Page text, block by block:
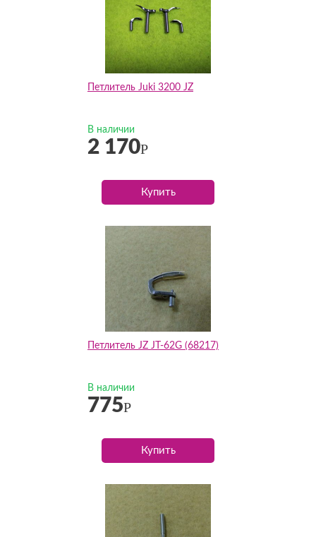
Петлитель Juki 3200 JZ
В наличии
2 170Р
Купить
Петлитель JZ JT-62G (68217)
В наличии
775Р
Купить